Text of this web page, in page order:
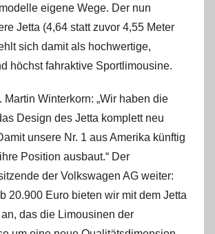
eigene Wege. Der nun
Jetta (4,64 statt zuvor 4,55 Meter
sich damit als hochwertige,
höchst fahraktive Sportlimousine.
Martin Winterkorn: „Wir haben die
Design des Jetta komplett neu
unsere Nr. 1 aus Amerika künftig
Position ausbaut.“ Der
der Volkswagen AG weiter:
20.900 Euro bieten wir mit dem Jetta
das die Limousinen der